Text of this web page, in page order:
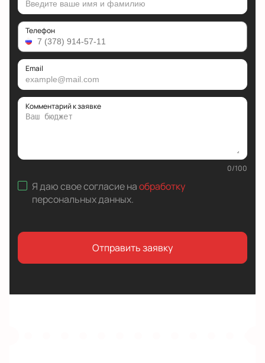
Телефон
Email
Комментарий к заявке
0/100
Я даю свое согласие наобработку
персональных данных.
Отправить заявку